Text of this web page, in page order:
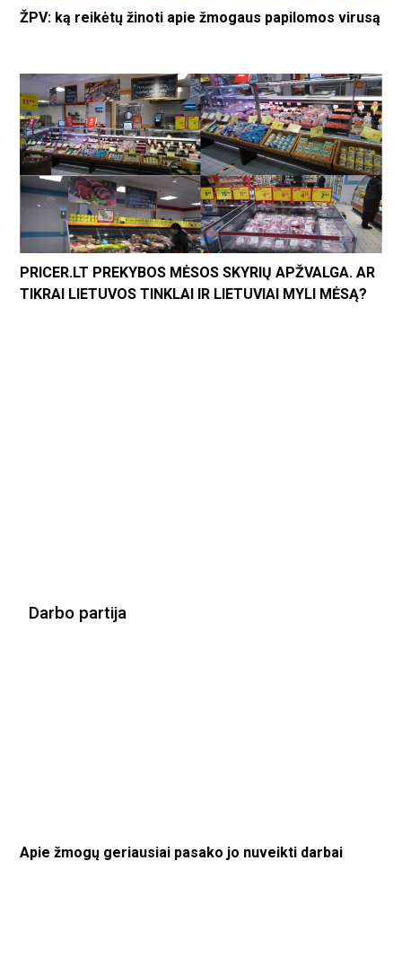
ŽPV: ką reikėtų žinoti apie žmogaus papilomos virusą
PRICER.LT PREKYBOS MĖSOS SKYRIŲ APŽVALGA. AR
TIKRAI LIETUVOS TINKLAI IR LIETUVIAI MYLI MĖSĄ?
Darbo partija
Apie žmogų geriausiai pasako jo nuveikti darbai